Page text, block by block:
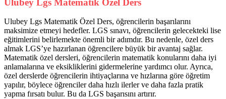
Ulubey Lgs Matematik Özel Ders, öğrencilerin başarılarını
maksimize etmeyi hedefler. LGS sınavı, öğrencilerin gelecekteki lise
eğitimlerini belirlemekte önemli bir adımdır. Bu nedenle, özel ders
almak LGS’ye hazırlanan öğrencilere büyük bir avantaj sağlar.
Matematik özel dersleri, öğrencilerin matematik konularını daha iyi
anlamalarına ve eksikliklerini gidermelerine yardımcı olur. Ayrıca,
özel derslerde öğrencilerin ihtiyaçlarına ve hızlarına göre öğretim
yapılır, böylece öğrenciler daha hızlı ilerler ve daha fazla pratik
yapma fırsatı bulur. Bu da LGS başarısını artırır.